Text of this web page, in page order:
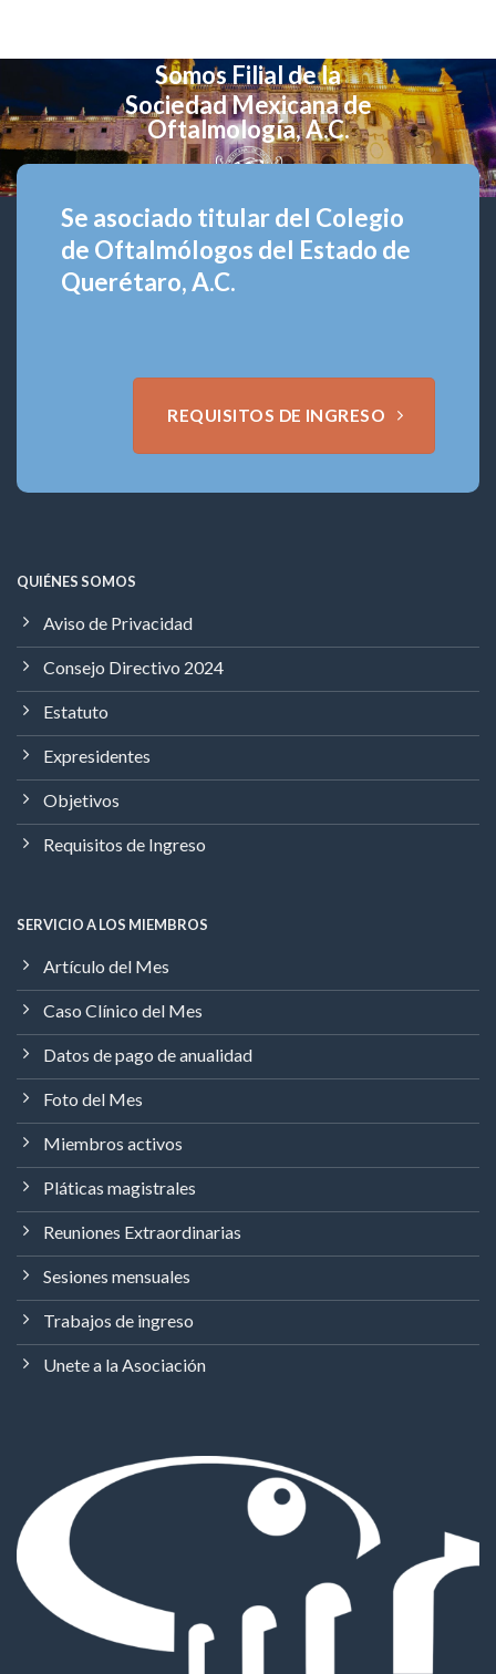
Somos Filial de la
Sociedad Mexicana de
Oftalmología, A.C.
Se asociado titular del Colegio
de Oftalmólogos del Estado de
Querétaro, A.C.
REQUISITOS DE INGRESO
QUIÉNES SOMOS
Aviso de Privacidad
Consejo Directivo 2024
Estatuto
Expresidentes
Objetivos
Requisitos de Ingreso
SERVICIO A LOS MIEMBROS
Artículo del Mes
Caso Clínico del Mes
Datos de pago de anualidad
Foto del Mes
Miembros activos
Pláticas magistrales
Reuniones Extraordinarias
Sesiones mensuales
Trabajos de ingreso
Unete a la Asociación